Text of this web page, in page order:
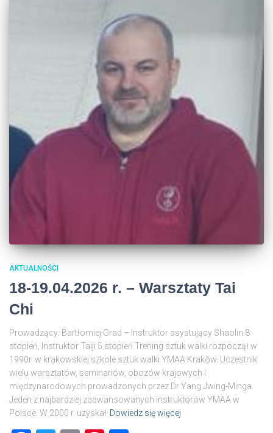
AKTUALNOŚCI
18-19.04.2026 r. – Warsztaty Tai
Chi
Prowadzący: Bartłomiej Grad – Instruktor asystujący Shaolin 8
stopień, Instruktor Taiji 5 stopień Trening sztuk walki rozpoczął w
1990r. w krakowskiej szkole sztuk walki YMAA Kraków. Uczestnik
wielu warsztatów, seminariów, obozów krajowych i
międzynarodowych prowadzonych przez Dr Yang Jwing-Minga.
Jeden z najbardziej zaawansowanych instruktorów YMAA w
Polsce. W 2000 r. uzyskał Dowiedz się więcej